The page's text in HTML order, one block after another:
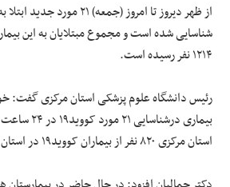
شناسایی شده است و مجموع مبتلایان به این
۱۲۱۴ نفر رسیده است.
رئیس دانشگاه علوم پزشکی استان مرکزی گفت:
بیماری
استان مرکزی ۸۲۰ نفر از بیماران کووید۱۹ در استان بهبود یافته اند.